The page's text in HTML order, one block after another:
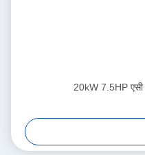
20kW 7.5HP